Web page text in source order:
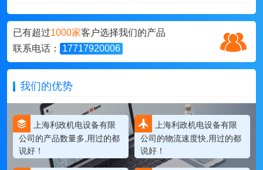
已有超过1000家客户选择我们的产品
联系电话：
17717920006
我们的优势
上海利政机电设备有限
公司的产品数量多,用过的都
说好！
上海利政机电设备有限
公司的物流速度快,用过的都
说好！